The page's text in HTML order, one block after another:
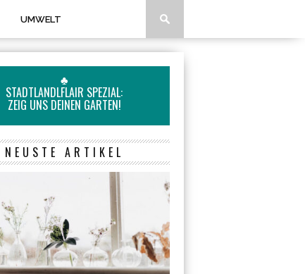
UMWELT
♣
STADTLANDLFLAIR SPEZIAL:
ZEIG UNS DEINEN GARTEN!
NEUSTE ARTIKEL